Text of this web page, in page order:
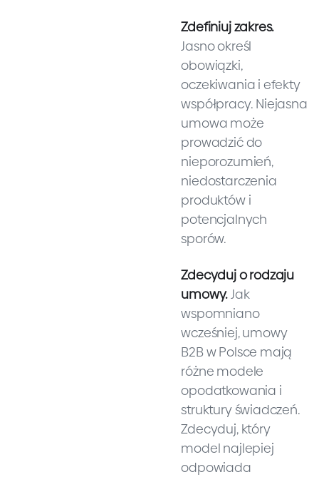
Zdefiniuj zakres.
Jasno określ
obowiązki,
oczekiwania i efekty
współpracy. Niejasna
umowa może
prowadzić do
nieporozumień,
niedostarczenia
produktów i
potencjalnych
sporów.
Zdecyduj o rodzaju
umowy.Jak
wspomniano
wcześniej, umowy
B2B w Polsce mają
różne modele
opodatkowania i
struktury świadczeń.
Zdecyduj, który
model najlepiej
odpowiada